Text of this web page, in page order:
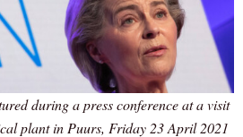
during a press conference at a visit
plant in Puurs, Friday 23 April 2021